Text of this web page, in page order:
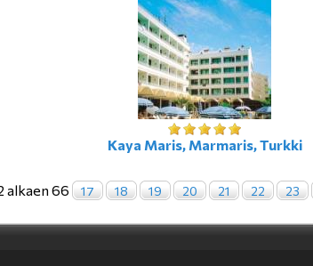
Kaya Maris, Marmaris, Turkki
alkaen 66 17 18 19 20 21 22 23